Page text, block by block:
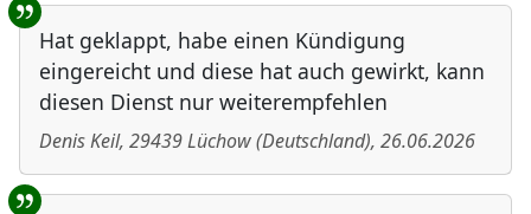
Benutzer-Rückmeldungen
Hat geklappt, habe einen Kündigung
eingereicht und diese hat auch gewirkt, kann
diesen Dienst nur weiterempfehlen
Denis Keil, 29439Lüchow(Deutschland), 26.06.2026